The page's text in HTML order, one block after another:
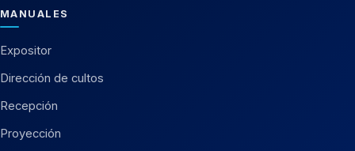
MANUALES
Expositor
Dirección de cultos
Recepción
Proyección